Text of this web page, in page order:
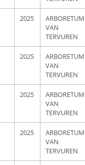
2025
ARBORETUM
VAN
TERVUREN
2025
ARBORETUM
VAN
TERVUREN
2025
ARBORETUM
VAN
TERVUREN
2025
ARBORETUM
VAN
TERVUREN